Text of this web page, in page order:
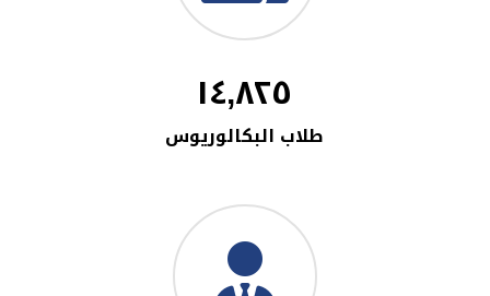
١٤,٨٢٥
طلاب البكالوريوس